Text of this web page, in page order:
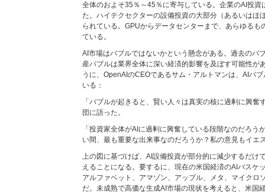
全体のおよそ35％～45％に寄与している。企業のAI投
た。ハイテクセクターの設備投資の大部分（あるいはほ
られている。GPUからデータセンターまで、あらゆるも
ている。
AI市場はバブルではないかという懸念がある。過去のバ
産バブルは業界全体に深い経済的影響を及ぼす可能性が
うに、OpenAIのCEOであるサム・アルトマンは、AIバ
いる：
「バブルが起きると、賢い人々は真実の核に過剰に興奮
団に語った。
「投資家全体がAIに過剰に興奮している段階なのだろう
い間、最も重要な出来事なのだろうか？私の意見もイエ
上の図に基づけば、AI設備投資が部分的に減少するだけ
えることになる。要するに、現在の米国経済のAIバスケ
アルファベット、アマゾン、アップル、メタ、マイクロ
だ。未成熟で高価な生成AI市場の現状を考えると、米国